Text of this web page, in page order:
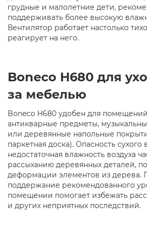
грудные и малолетние дети,
поддерживать более высокую
Вентилятор работает настолько
реагирует на него.
Boneco H680 для
за мебелью
Boneco H680 удобен для
антикварные предметы,
или деревянные напольные
паркетная доска). Опасность сухого
недостаточная влажность воздуха
рассыханию деревянных деталей,
деформации элементов из дерева.
поддержание рекомендованного
помещении помогает избежать
и других неприятных последствий.